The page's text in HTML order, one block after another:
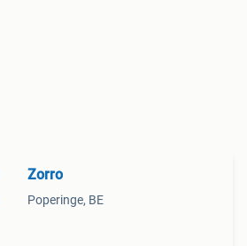
Zorro
Poperinge, BE